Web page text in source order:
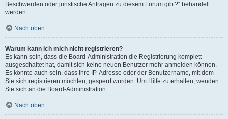
Beschwerden oder juristische Anfragen zu diesem Forum gibt?“ behandelt
werden.
Nach oben
Warum kann ich mich nicht registrieren?
Es kann sein, dass die Board-Administration die Registrierung komplett
ausgeschaltet hat, damit sich keine neuen Benutzer mehr anmelden können.
Es könnte auch sein, dass Ihre IP-Adresse oder der Benutzername, mit dem
Sie sich registrieren möchten, gesperrt wurden. Um Hilfe zu erhalten, wenden
Sie sich an die Board-Administration.
Nach oben